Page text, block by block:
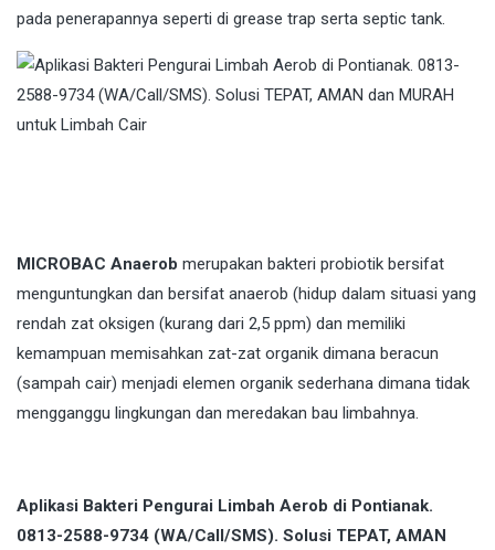
pada penerapannya seperti di grease trap serta septic tank.
MICROBAC Anaerob merupakan bakteri probiotik bersifat
menguntungkan dan bersifat anaerob (hidup dalam situasi yang
rendah zat oksigen (kurang dari 2,5 ppm) dan memiliki
kemampuan memisahkan zat-zat organik dimana beracun
(sampah cair) menjadi elemen organik sederhana dimana tidak
mengganggu lingkungan dan meredakan bau limbahnya.
Aplikasi Bakteri Pengurai Limbah Aerob di Pontianak.
0813-2588-9734 (WA/Call/SMS). Solusi TEPAT, AMAN